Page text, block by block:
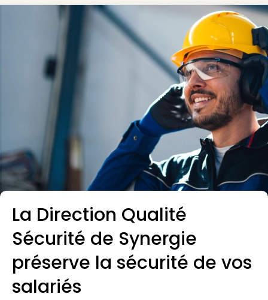
La Direction Qualité
Sécurité de Synergie
préserve la sécurité de vos
salariés